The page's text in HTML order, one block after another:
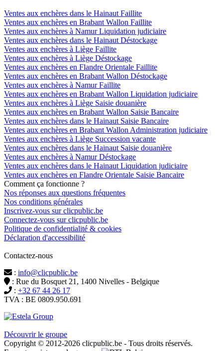
Ventes aux enchères dans le Hainaut Faillite
Ventes aux enchères en Brabant Wallon Faillite
Ventes aux enchères à Namur Liquidation judiciaire
Ventes aux enchères dans le Hainaut Déstockage
Ventes aux enchères à Liège Faillite
Ventes aux enchères à Liège Déstockage
Ventes aux enchères en Flandre Orientale Faillite
Ventes aux enchères en Brabant Wallon Déstockage
Ventes aux enchères à Namur Faillite
Ventes aux enchères en Brabant Wallon Liquidation judiciaire
Ventes aux enchères à Liège Saisie douanière
Ventes aux enchères en Brabant Wallon Saisie Bancaire
Ventes aux enchères dans le Hainaut Saisie Bancaire
Ventes aux enchères en Brabant Wallon Administration judiciaire
Ventes aux enchères à Liège Succession vacante
Ventes aux enchères dans le Hainaut Saisie douanière
Ventes aux enchères à Namur Déstockage
Ventes aux enchères dans le Hainaut Liquidation judiciaire
Ventes aux enchères en Flandre Orientale Saisie Bancaire
Comment ça fonctionne ?
Nos réponses aux questions fréquentes
Nos conditions générales
Inscrivez-vous sur clicpublic.be
Connectez-vous sur clicpublic.be
Politique de confidentialité & cookies
Déclaration d'accessibilité
Contactez-nous
: info@clicpublic.be
: Rue du Bosquet 21, 1400 Nivelles - Belgique
: +32 67 44 26 17
TVA : BE 0809.950.691
Découvrir le groupe
Copyright © 2012-2026 clicpublic.be - Tous droits réservés.